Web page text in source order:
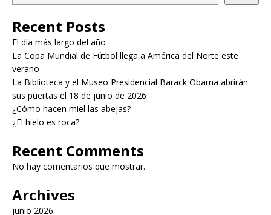
Recent Posts
El día más largo del año
La Copa Mundial de Fútbol llega a América del Norte este
verano
La Biblioteca y el Museo Presidencial Barack Obama abrirán
sus puertas el 18 de junio de 2026
¿Cómo hacen miel las abejas?
¿El hielo es roca?
Recent Comments
No hay comentarios que mostrar.
Archives
junio 2026